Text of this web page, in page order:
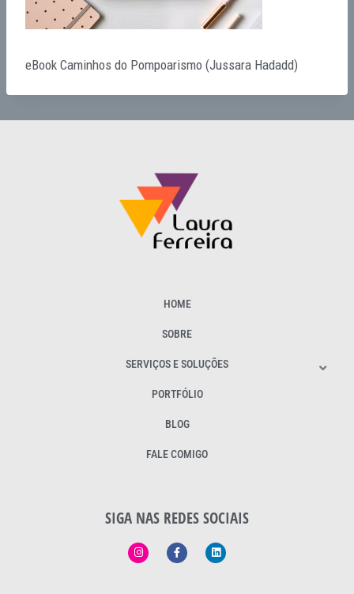
eBook Caminhos do Pompoarismo (Jussara Hadadd)
HOME
SOBRE
SERVIÇOS E SOLUÇÕES
PORTFÓLIO
BLOG
FALE COMIGO
SIGA NAS REDES SOCIAIS